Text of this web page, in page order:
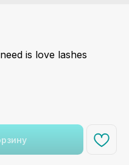
is love lashes